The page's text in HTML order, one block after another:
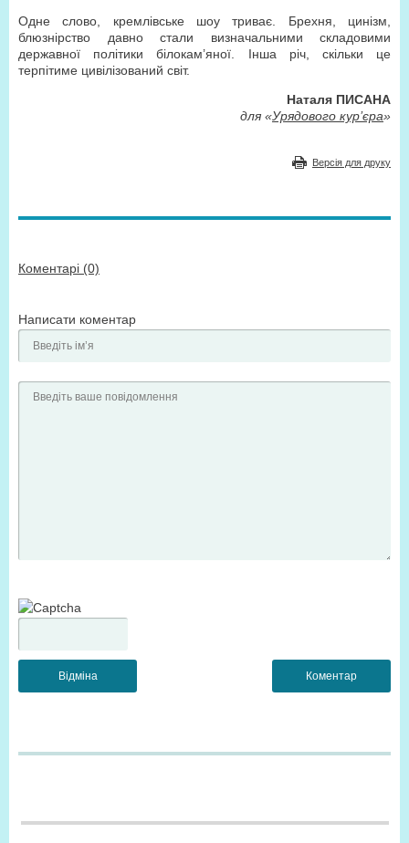
Одне слово, кремлівське шоу триває. Брехня, цинізм,
блюзнірство давно стали визначальними складовими
державної політики білокам’яної. Інша річ, скільки це
терпітиме цивілізований світ.
Наталя ПИСАНА
для «Урядового кур’єра»
Версія для друку
Коментарі (0)
Написати коментар